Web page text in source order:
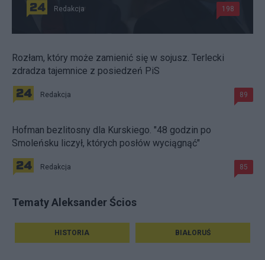
Redakcja 198
Rozłam, który może zamienić się w sojusz. Terlecki
zdradza tajemnice z posiedzeń PiS
Redakcja 89
Hofman bezlitosny dla Kurskiego. "48 godzin po
Smoleńsku liczył, których posłów wyciągnąć"
Redakcja 85
Tematy Aleksander Ścios
HISTORIA BIAŁORUŚ